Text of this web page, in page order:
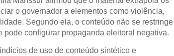
o governador a elementos como violência,
Segundo ela, o conteúdo não se restringe
pode configurar propaganda eleitoral negativa.
de uso de conteúdo sintético e